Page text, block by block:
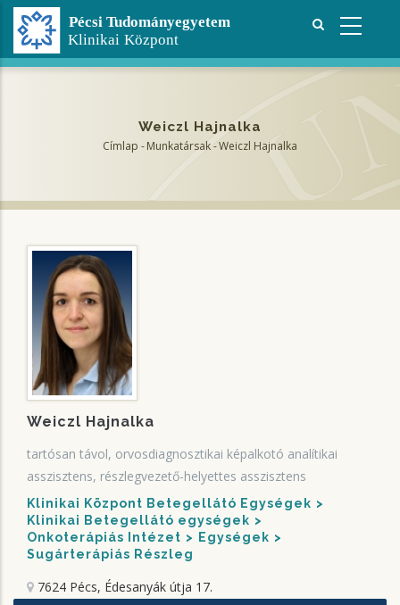
Ugrás
tartalomra
Weiczl Hajnalka
Címlap -Munkatársak-Weiczl Hajnalka
Weiczl Hajnalka
tartósan távol, orvosdiagnosztikai képalkotó analítikai
asszisztens, részlegvezető-helyettes asszisztens
Klinikai Központ Betegellátó Egységek
Klinikai Betegellátó egységek
Onkoterápiás Intézet
Egységek
Sugárterápiás Részleg
7624 Pécs, Édesanyák útja 17.